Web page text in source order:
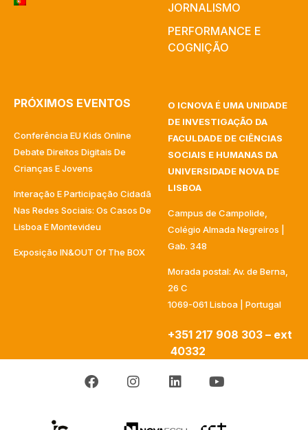
JORNALISMO
PERFORMANCE E
COGNIÇÃO
PRÓXIMOS EVENTOS
Conferência EU Kids Online
Debate Direitos Digitais De
Crianças E Jovens
Interação E Participação Cidadã
Nas Redes Sociais: Os Casos De
Lisboa E Montevideu
Exposição IN&OUT Of The BOX
O ICNOVA É UMA UNIDADE
DE INVESTIGAÇÃO DA
FACULDADE DE CIÊNCIAS
SOCIAIS E HUMANAS DA
UNIVERSIDADE NOVA DE
LISBOA
Campus de Campolide,
Colégio Almada Negreiros |
Gab. 348
Morada postal: Av. de Berna,
26 C
1069-061 Lisboa | Portugal
+351 217 908 303 – ext
40332